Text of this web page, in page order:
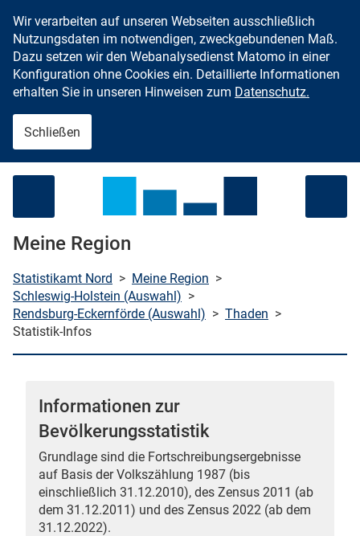
Zum Inhalt springen
starten
Wir verarbeiten auf unseren Webseiten ausschließlich
Nutzungsdaten im notwendigen, zweckgebundenen Maß.
Dazu setzen wir den Webanalysedienst Matomo in einer
Konfiguration ohne Cookies ein. Detaillierte Informationen
erhalten Sie in unseren Hinweisen zum Datenschutz.
Schließen
Meine Region
Statistikamt Nord > Meine Region >
Schleswig-Holstein (Auswahl) >
Rendsburg-Eckernförde (Auswahl) > Thaden >
Statistik-Infos
Informationen zur
Bevölkerungsstatistik
Grundlage sind die Fortschreibungsergebnisse
auf Basis der Volkszählung 1987 (bis
einschließlich 31.12.2010), des Zensus 2011 (ab
dem 31.12.2011) und des Zensus 2022 (ab dem
31.12.2022).